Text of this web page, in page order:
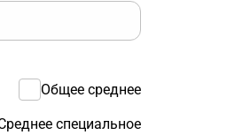
Общее среднее
специальное